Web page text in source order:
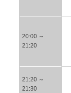
20:00 ～
21:20
21:20 ～
21:30